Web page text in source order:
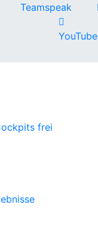
Teamspeak
YouTube
frei